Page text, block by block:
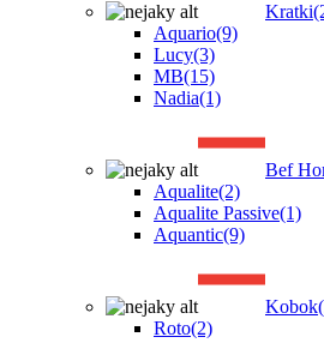
Kratki
Aquario(9)
Lucy(3)
MB(15)
Nadia(1)
Bef
Aqualite(2)
Aqualite Passive(1)
Aquantic(9)
Kobok
Roto(2)